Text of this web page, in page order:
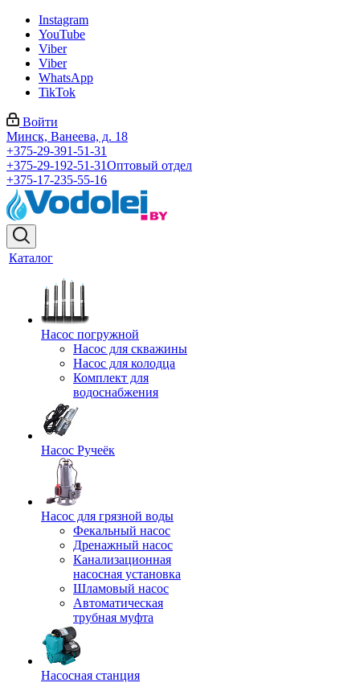
Instagram
YouTube
Viber
Viber
WhatsApp
TikTok
Войти
Минск, Ванеева, д. 18
+375-29-391-51-31
+375-29-192-51-31Оптовый отдел
+375-17-235-55-16
Каталог
Насос погружной
Насос для скважины
Насос для колодца
Комплект для
водоснабжения
Насос Ручеёк
Насос для грязной воды
Фекальный насос
Дренажный насос
Канализационная
насосная установка
Шламовый насос
Автоматическая
трубная муфта
Насосная станция